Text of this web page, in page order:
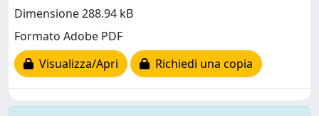
Dimensione 288.94 kB
Formato Adobe PDF
Visualizza/Apri
Richiedi una copia